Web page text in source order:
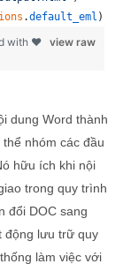
.default_eml )
view raw
with ❤
dung Word thành
nhóm các đầu
hữu ích khi nội
trong quy trình
đổi DOC sang
động lưu trữ quy
làm việc với